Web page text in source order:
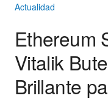
Actualidad
Ethereum
Vitalik
Brillante